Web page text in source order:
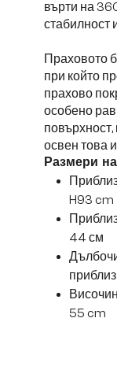
върти на
стабилност
Праховото
при който
прахово
особено
повърхност,
освен това
Размери
H93 cm
44 см
55 cm